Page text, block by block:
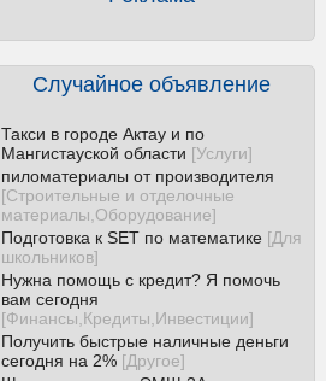
Случайное объявление
Такси в городе Актау и по
Мангистауской области [Услуги]
пиломатериалы от производителя
[Строительные и отделочные
материалы,Оборудование]
Подготовка к SET по математике [Для
школьников]
Нужна помощь с кредит? Я помочь
вам сегодня
[Финансы,Кредиты,Инвестиции]
Получить быстрые наличные деньги
сегодня на 2% [Другое]